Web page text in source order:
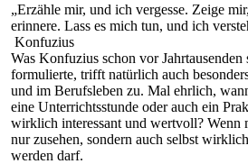
„Erzähle mir, und ich vergesse. Zeige
erinnere. Lass es mich tun, und ich
Konfuzius
Was Konfuzius schon vor Jahrtausenden
formulierte, trifft natürlich auch
und im Berufsleben zu. Mal ehrlich,
eine Unterrichtsstunde oder auch ein
wirklich interessant und wertvoll? Wenn
nur zusehen, sondern auch selbst
werden darf.